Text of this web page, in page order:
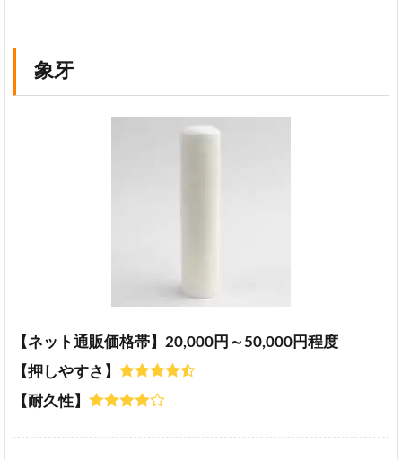
象牙
【ネット通販価格帯】20,000円～50,000円程度
【押しやすさ】
【耐久性】